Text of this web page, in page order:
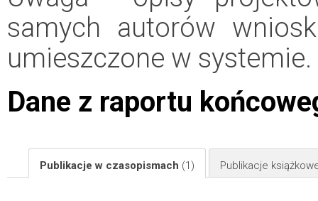
samych autorów
umieszczone w systemie.
Dane z raportu
Publikacje w czasopismach (1) Publikacje